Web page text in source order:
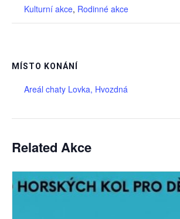
Kulturní akce, Rodinné akce
MÍSTO KONÁNÍ
Areál chaty Lovka, Hvozdná
Related Akce